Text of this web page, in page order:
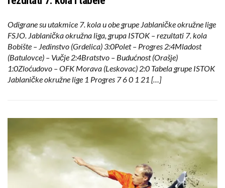
Odigrane su utakmice 7. kola u obe grupe Jablaničke okružne lige
FSJO. Jablanička okružna liga, grupa ISTOK – rezultati 7. kola
Bobište – Jedinstvo (Grdelica) 3:0Polet – Progres 2:4Mladost
(Batulovce) – Vučje 2:4Bratstvo – Budućnost (Orašje)
1:0Zloćudovo – OFK Morava (Leskovac) 2:0 Tabela grupe ISTOK
Jablaničke okružne lige 1 Progres 7 6 0 1 21 […]